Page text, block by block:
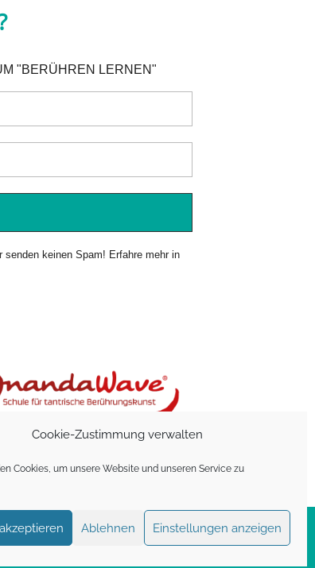
Cookie-Zustimmung verwalten
Cookies, um unsere Website und unseren Service zu
Ablehnen Einstellungen anzeigen
"BERÜHREN LERNEN"
keinen Spam! Erfahre mehr in
| Datenschutz Cookie-Richtlinie